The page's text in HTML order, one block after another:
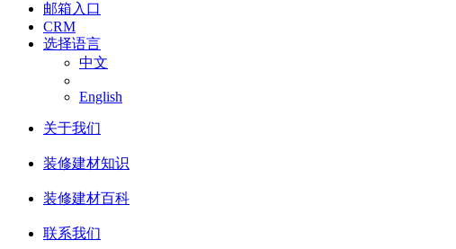
邮箱入口
CRM
选择语言
中文
English
关于我们
装修建材知识
装修建材百科
联系我们